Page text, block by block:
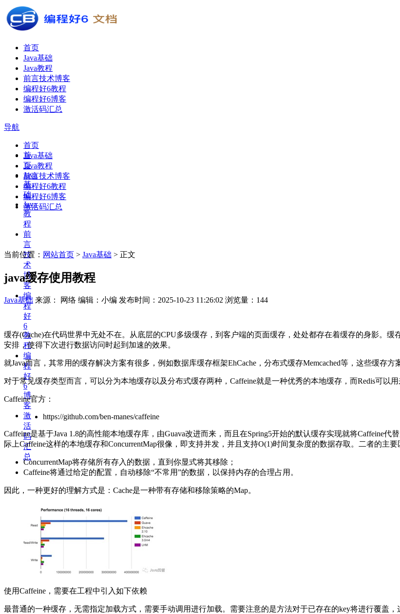
首页
Java基础
Java教程
前言技术博客
编程好6教程
编程好6博客
激活码汇总
导航
首
页
Java
基
础
Java
教
程
前
言
技
术
博
客
编
程
好
6
教
程
编
程
好
6
博
客
激
活
码
汇
总
首页
Java基础
Java教程
前言技术博客
编程好6教程
编程好6博客
激活码汇总
当前位置： 网站首页 > Java基础 > 正文
java缓存使用教程
Java基础 来源： 网络 编辑：小编 发布时间：2025-10-23 11:26:02 浏览量：144
缓存(Cache)在代码世界中无处不在。从底层的CPU多级缓存，到客户端的页面缓存，处处都存在着缓存的身影。
安排，使得下次进行数据访问时起到加速的效果。
就Java而言，其常用的缓存解决方案有很多，例如数据库缓存框架EhCache，分布式缓存Memcached等，这些缓存
对于常见缓存类型而言，可以分为本地缓存以及分布式缓存两种，Caffeine就是一种优秀的本地缓存，而Redis可以
Caffeine官方：
https://github.com/ben-manes/caffeine
Caffeine是基于Java 1.8的高性能本地缓存库，由Guava改进而来，而且在Spring5开始的默认缓存实现就将Caffeine
际上Caffeine这样的本地缓存和ConcurrentMap很像，即支持并发，并且支持O(1)时间复杂度的数据存取。二者的主要
ConcurrentMap将存储所有存入的数据，直到你显式将其移除；
Caffeine将通过给定的配置，自动移除“不常用”的数据，以保持内存的合理占用。
因此，一种更好的理解方式是：Cache是一种带有存储和移除策略的Map。
使用Caffeine，需要在工程中引入如下依赖
最普通的一种缓存，无需指定加载方式，需要手动调用进行加载。需要注意的是方法对于已存在的key将进行覆盖